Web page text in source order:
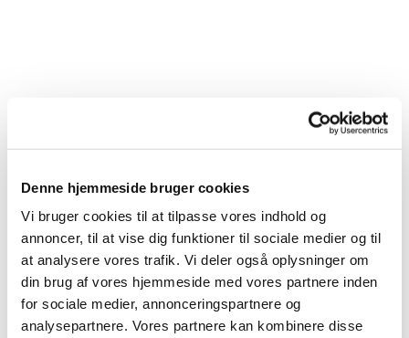
Denne hjemmeside bruger cookies
Vi bruger cookies til at tilpasse vores indhold og
annoncer, til at vise dig funktioner til sociale medier og til
at analysere vores trafik. Vi deler også oplysninger om
din brug af vores hjemmeside med vores partnere inden
for sociale medier, annonceringspartnere og
analysepartnere. Vores partnere kan kombinere disse